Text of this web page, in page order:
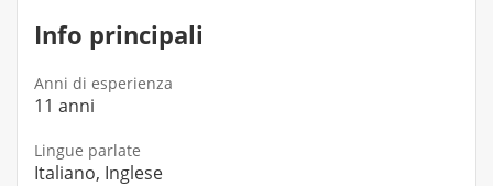
Info principali
Anni di esperienza
11 anni
Lingue parlate
Italiano, Inglese